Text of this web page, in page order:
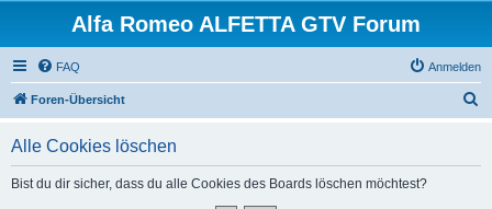
Alfa Romeo ALFETTA GTV Forum
FAQ Anmelden
Foren-Übersicht
Alle Cookies löschen
Bist du dir sicher, dass du alle Cookies des Boards löschen möchtest?